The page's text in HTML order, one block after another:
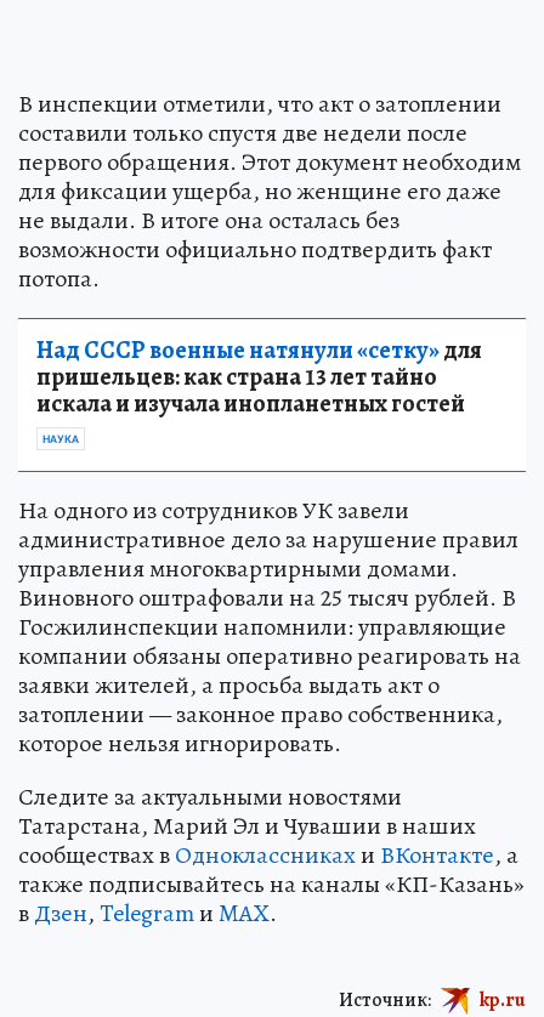
В инспекции отметили, что акт о затоплении
составили только спустя две недели после
первого обращения. Этот документ необходим
для фиксации ущерба, но женщине его даже
не выдали. В итоге она осталась без
возможности официально подтвердить факт
потопа.
Над СССР военные натянули «сетку»для
пришельцев: как страна 13 лет тайно
искала и изучала инопланетных гостей
НАУКА
На одного из сотрудников УК завели
административное дело за нарушение правил
управления многоквартирными домами.
Виновного оштрафовали на 25 тысяч рублей. В
Госжилинспекции напомнили: управляющие
компании обязаны оперативно реагировать на
заявки жителей, а просьба выдать акт о
затоплении — законное право собственника,
которое нельзя игнорировать.
Следите за актуальными новостями
Татарстана, Марий Эл и Чувашии в наших
сообществах вОдноклассникахи ВКонтакте, а
также подписывайтесь на каналы «КП-Казань»
вДзен,TelegramиMAX.
Источник: kp.ru